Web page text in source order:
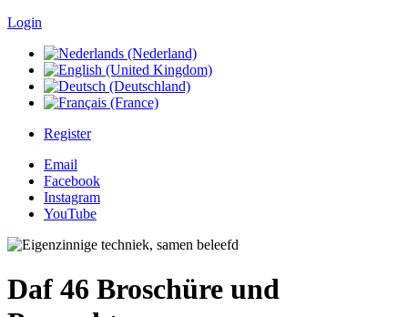
Login
Register
Email
Facebook
Instagram
YouTube
Daf 46 Broschüre und